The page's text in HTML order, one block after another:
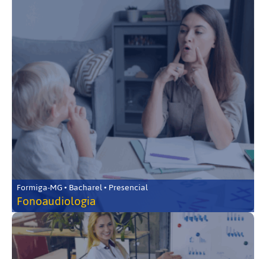
Formiga-MG • Bacharel • Presencial
Fonoaudiologia